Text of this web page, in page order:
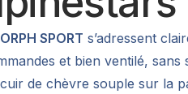
SPORT s’adressent
et bien ventilé,
de chèvre souple sur la